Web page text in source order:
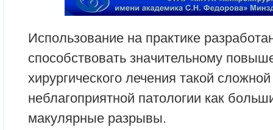
Использование на практике
способствовать значительному
хирургического лечения такой
неблагоприятной патологии как
макулярные разрывы.